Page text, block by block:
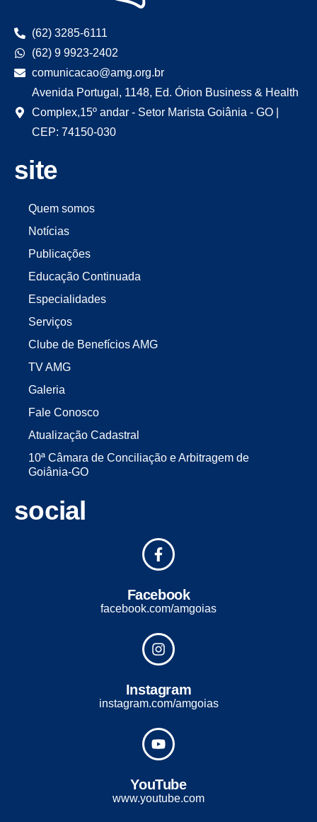
(62) 3285-6111
(62) 9 9923-2402
comunicacao@amg.org.br
Avenida Portugal, 1148, Ed. Órion Business & Health
Complex,15º andar - Setor Marista Goiânia - GO |
CEP: 74150-030
site
Quem somos
Notícias
Publicações
Educação Continuada
Especialidades
Serviços
Clube de Benefícios AMG
TV AMG
Galeria
Fale Conosco
Atualização Cadastral
10ª Câmara de Conciliação e Arbitragem de
Goiânia-GO
social
Facebook
facebook.com/amgoias
Instagram
instagram.com/amgoias
YouTube
www.youtube.com